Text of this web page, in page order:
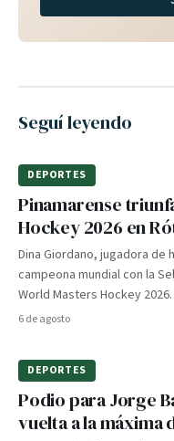
Seguí leyendo
DEPORTES
Pinamarense
Hockey 2026 en
Dina Giordano, jugadora de
campeona mundial con la
World Masters Hockey 2026.
6 de agosto
DEPORTES
Podio para Jorge
vuelta a la máxima